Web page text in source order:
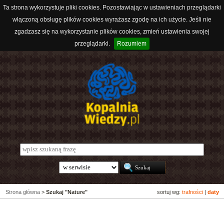
Ta strona wykorzystuje pliki cookies. Pozostawiając w ustawieniach przeglądarki
włączoną obsługę plików cookies wyrażasz zgodę na ich użycie. Jeśli nie
zgadzasz się na wykorzystanie plików cookies, zmień ustawienia swojej
przeglądarki.
Rozumiem
sortuj wg: trafności daty
Strona główna > Szukaj "Nature"